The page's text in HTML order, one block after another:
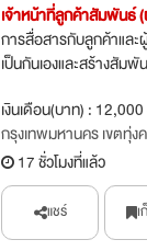
เจ้าหน้าที่ลูกค้าสัมพันธ์
การสื่อสารกับลูกค้าและ
เป็นกันเองและสร้างสั
เงินเดือน(บาท) :
กรุงเทพมหานคร เขตทุ่ง
17 ชั่วโมงที่แล้ว
แชร์